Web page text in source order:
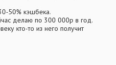
50% кэшбека.
делаю по 300 000р в год.
кто-то из него получит